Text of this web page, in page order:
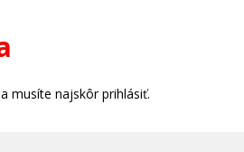
musíte najskôr prihlásiť.